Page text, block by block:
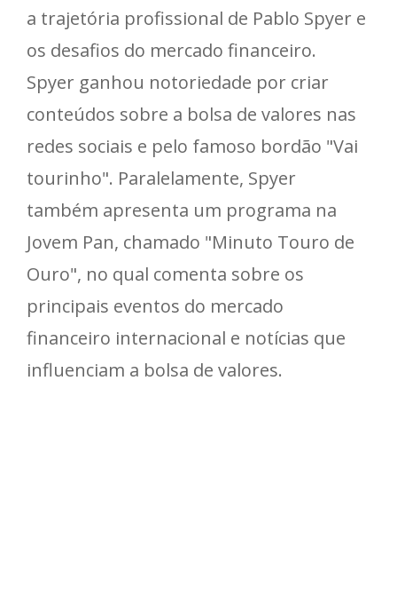
a trajetória profissional de Pablo Spyer e
os desafios do mercado financeiro.
Spyer ganhou notoriedade por criar
conteúdos sobre a bolsa de valores nas
redes sociais e pelo famoso bordão "Vai
tourinho". Paralelamente, Spyer
também apresenta um programa na
Jovem Pan, chamado "Minuto Touro de
Ouro", no qual comenta sobre os
principais eventos do mercado
financeiro internacional e notícias que
influenciam a bolsa de valores.